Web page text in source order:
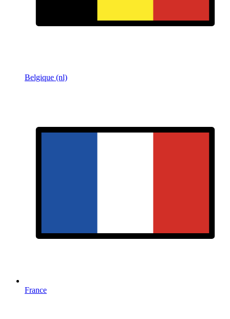
Belgique (nl)
France